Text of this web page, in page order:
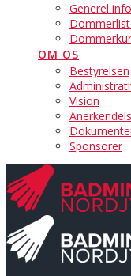
Generel info
OM OS
Bestyrelsen
Vision
Sponsorer